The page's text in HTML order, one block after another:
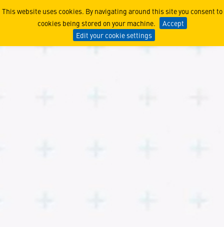
This website uses cookies. By navigating around this site you consent to
cookies being stored on your machine.
Accept
Edit your cookie settings
世界最先端レーダーの7